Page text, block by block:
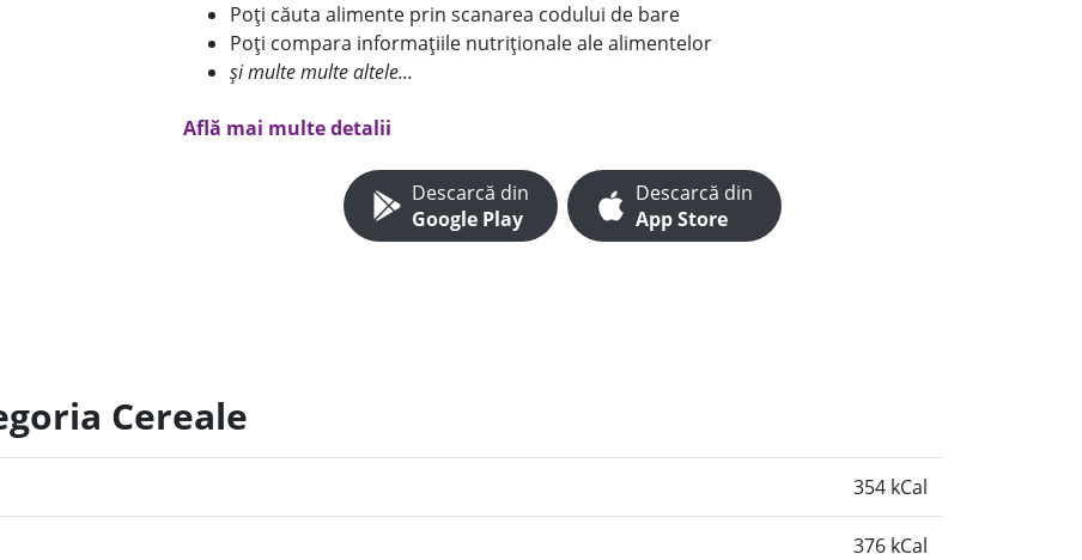
Poți căuta alimente prin scanarea codului de bare
Poți compara informațiile nutriționale ale alimentelor
și multe multe altele...
Află mai multe detalii
Descarcă din
Google Play
Descarcă din
App Store
Cereale
354 kCal
376 kCal